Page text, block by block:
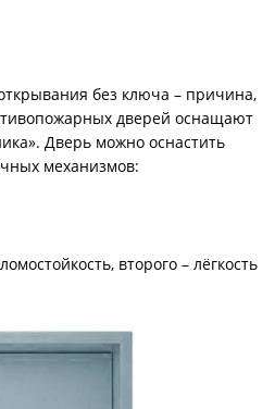
без ключа – причина,
дверей оснащают
Дверь можно оснастить
механизмов:
второго – лёгкость